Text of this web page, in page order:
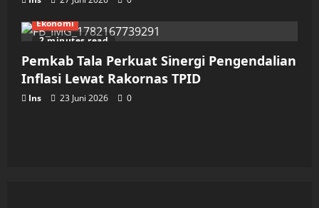
2 minutes read
Ekonomi
Pemkab Tala Perkuat Sinergi Pengendalian
Inflasi Lewat Rakornas TPID
Ins 23 Juni 2026 0